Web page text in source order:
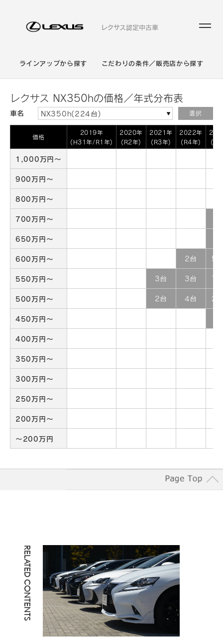
レクサス認定中古車
ラインアップから探す こだわりの条件／販売店から探す
レクサス NX350hの価格／年式分布表
車名 NX350h(224台) 選択
価格
2019年
(H31年/R1年)
2020年
(R2年)
2021年
(R3年)
2022年
(R4年)
1,000万円～
900万円～
800万円～
700万円～
650万円～
600万円～ 2台 54
550万円～ 3台 3台 73
500万円～ 2台 4台 25
450万円～
400万円～
350万円～
300万円～
250万円～
200万円～
～200万円
RELATED CONTENTS